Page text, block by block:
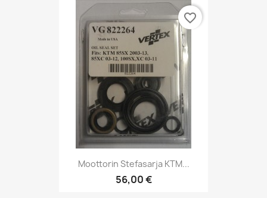
Moottorin Stefasarja KTM...
56,00 €
favorite_border